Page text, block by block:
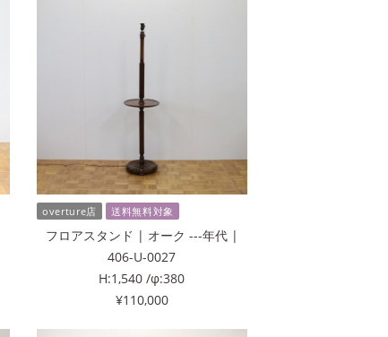
overture店 送料無料対象
フロアスタンド | オーク ---年代 |
406-U-0027
H:1,540 /φ:380
¥110,000